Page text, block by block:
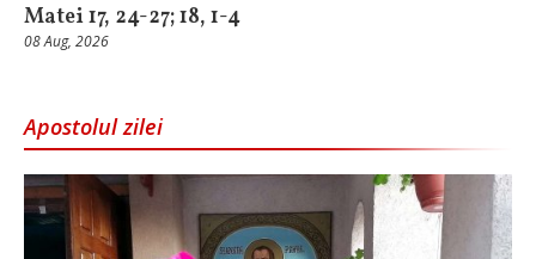
Matei 17, 24-27; 18, 1-4
08 Aug, 2026
Apostolul zilei